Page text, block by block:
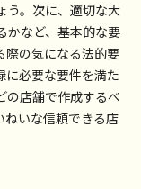
う。次に、適切な大
かなど、基本的な要
際の気になる法的要
に必要な要件を満た
の店舗で作成するべ
ねいな信頼できる店